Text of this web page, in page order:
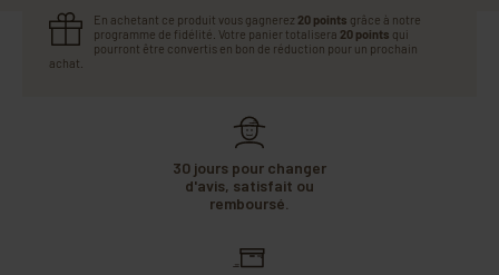
En achetant ce produit vous gagnerez 20 points grâce à notre
programme de fidélité. Votre panier totalisera 20 points qui
pourront être convertis en bon de réduction pour un prochain
achat.
30 jours pour changer
d'avis, satisfait ou
remboursé.